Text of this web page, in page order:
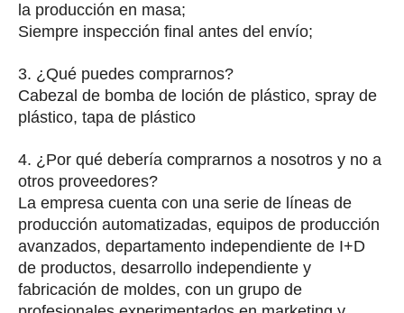
la producción en masa;
Siempre inspección final antes del envío;
3. ¿Qué puedes comprarnos?
Cabezal de bomba de loción de plástico, spray de
plástico, tapa de plástico
4. ¿Por qué debería comprarnos a nosotros y no a
otros proveedores?
La empresa cuenta con una serie de líneas de
producción automatizadas, equipos de producción
avanzados, departamento independiente de I+D
de productos, desarrollo independiente y
fabricación de moldes, con un grupo de